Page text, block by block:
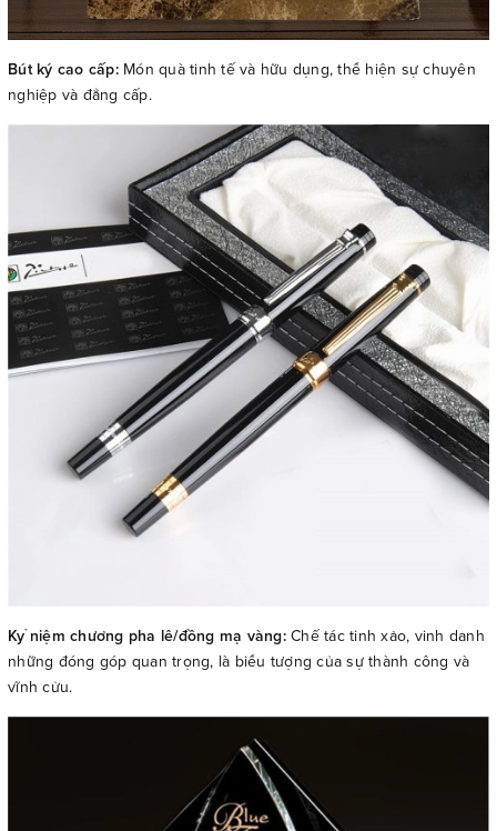
Bút ký cao cấp: Món quà tinh tế và hữu dụng, thể hiện sự chuyên
nghiệp và đẳng cấp.
Kỷ niệm chương pha lê/đồng mạ vàng:Chế tác tinh xảo, vinh danh
những đóng góp quan trọng, là biểu tượng của sự thành công và
vĩnh cửu.